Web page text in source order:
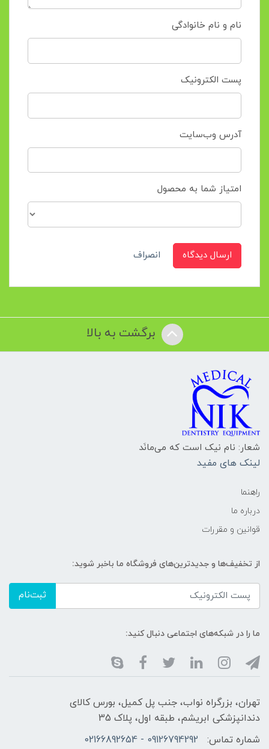
نام و نام خانوادگی
پست الکترونیک
آدرس وب‌سایت
امتیاز شما به محصول
ارسال دیدگاه انصراف
برگشت به بالا
شعار: نام نیک است که می‌مانَد
لینک های مفید
راهنما
درباره ما
قوانین و مقررات
از تخفیف‌ها و جدیدترین‌های فروشگاه ما باخبر شوید:
ثبت‌نام
ما را در شبکه‌های اجتماعی دنبال کنید:
تهران، بزرگراه نواب، جنب پل کمیل، بورس کالای
دندانپزشکی ابریشم، طبقه اول، پلاک 35
شماره تماس:
09126794292 - 02166892654